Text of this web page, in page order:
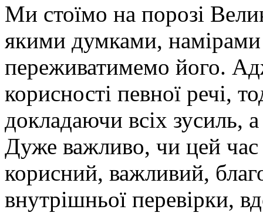
Ми стоїмо на порозі
якими думками, намірами
переживатимемо його.
корисності певної речі,
докладаючи всіх зусиль,
Дуже важливо, чи цей
корисний, важливий,
внутрішньої перевірки,